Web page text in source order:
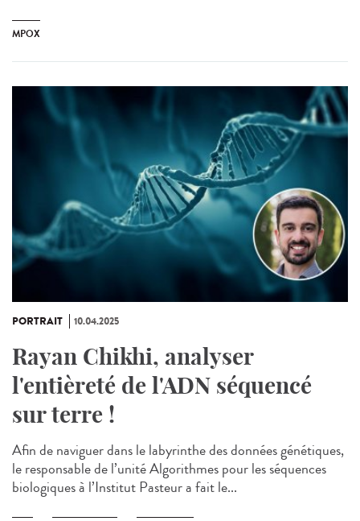
MPOX
PORTRAIT 10.04.2025
Rayan Chikhi, analyser
l'entièreté de l'ADN séquencé
sur terre !
Afin de naviguer dans le labyrinthe des données génétiques,
le responsable de l’unité Algorithmes pour les séquences
biologiques à l’Institut Pasteur a fait le...